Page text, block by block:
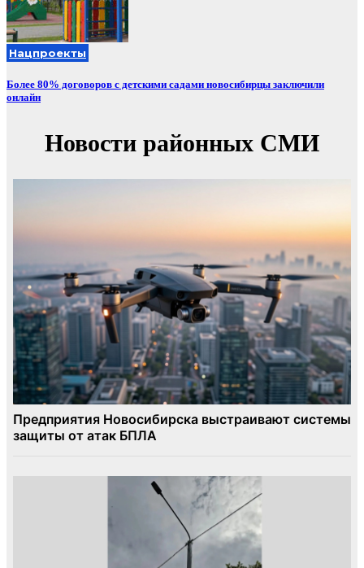
Нацпроекты
Более 80% договоров с детскими садами новосибирцы заключили
онлайн